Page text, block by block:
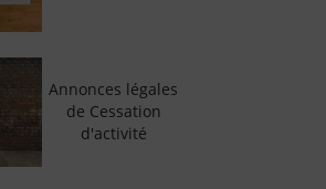
Annonces légales
de Cessation
d'activité